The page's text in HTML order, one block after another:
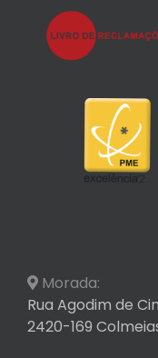
Morada:
Rua Agodim de
2420-169